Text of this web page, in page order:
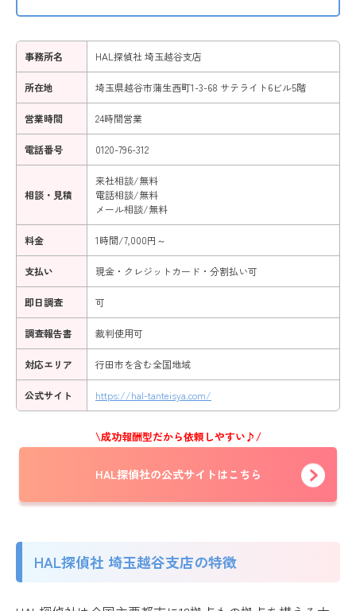
事務所名 HAL探偵社 埼玉越谷支店
所在地 埼玉県越谷市蒲生西町1-3-68 サテライト6ビル5階
営業時間 24時間営業
電話番号 0120-796-312
相談・見積
来社相談/無料
電話相談/無料
メール相談/無料
料金 1時間/7,000円～
支払い 現金・クレジットカード・分割払い可
即日調査 可
調査報告書 裁判使用可
対応エリア 行田市を含む全国地域
公式サイト https://hal-tanteisya.com/
\成功報酬型だから依頼しやすい♪/
HAL探偵社の公式サイトはこちら
HAL探偵社 埼玉越谷支店の特徴